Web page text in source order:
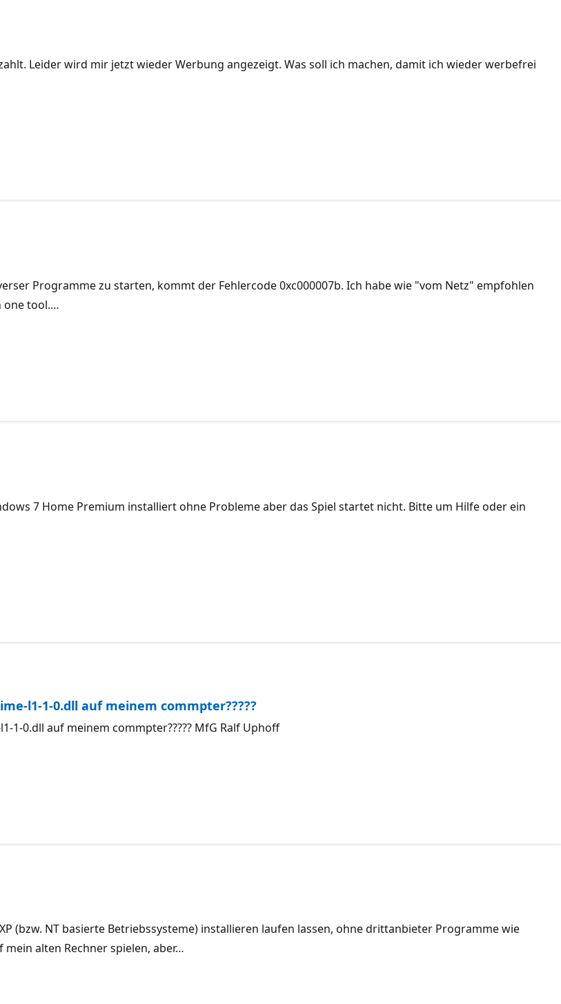
Leider wird mir jetzt wieder Werbung angezeigt. Was soll ich machen, damit ich wieder werbefrei
Programme zu starten, kommt der Fehlercode 0xc000007b. Ich habe wie "vom Netz" empfohlen
one tool.…
7 Home Premium installiert ohne Probleme aber das Spiel startet nicht. Bitte um Hilfe oder ein
l1-1-0.dll auf meinem commpter?????
1-0.dll auf meinem commpter????? MfG Ralf Uphoff
(bzw. NT basierte Betriebssysteme) installieren laufen lassen, ohne drittanbieter Programme wie
alten Rechner spielen, aber…